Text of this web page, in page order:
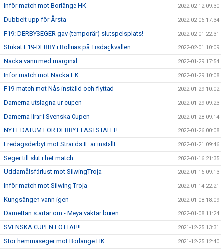
Inför match mot Borlänge HK 2022-02-12 09:30
Dubbelt upp för Årsta 2022-02-06 17:34
F19: DERBYSEGER gav (temporär) slutspelsplats! 2022-02-01 22:31
Stukat F19-DERBY i Bollnäs på Tisdagkvällen 2022-02-01 10:09
Nacka vann med marginal 2022-01-29 17:54
Inför match mot Nacka HK 2022-01-29 10:08
F19-match mot Nås inställd och flyttad 2022-01-29 10:02
Damerna utslagna ur cupen 2022-01-29 09:23
Damerna lirar i Svenska Cupen 2022-01-28 09:14
NYTT DATUM FÖR DERBYT FASTSTÄLLT! 2022-01-26 00:08
Fredagsderbyt mot Strands IF är inställt 2022-01-21 09:46
Seger till slut i het match 2022-01-16 21:35
Uddamålsförlust mot SilwingTroja 2022-01-16 09:13
Inför match mot Silwing Troja 2022-01-14 22:21
Kungsängen vann igen 2022-01-08 18:09
Damettan startar om - Meya vaktar buren 2022-01-08 11:24
SVENSKA CUPEN LOTTAT!!! 2021-12-25 13:31
Stor hemmaseger mot Borlänge HK 2021-12-25 12:40